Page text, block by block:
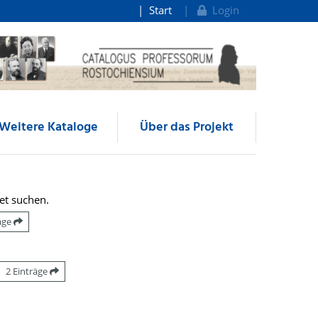
Start Login
Kataloge Über das Projekt
suchen.
2 Einträge